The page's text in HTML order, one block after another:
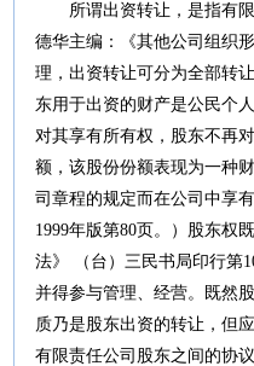
所谓出资转让，是指有限
德华主编：《其他公司组织
理，出资转让可分为全部转
东用于出资的财产是公民个
对其享有所有权，股东不再
额，该股份份额表现为一种
司章程的规定而在公司中享
1999年版第80页。）股东权
法》 （台）三民书局印行第
并得参与管理、经营。既然
质乃是股东出资的转让，但
有限责任公司股东之间的协